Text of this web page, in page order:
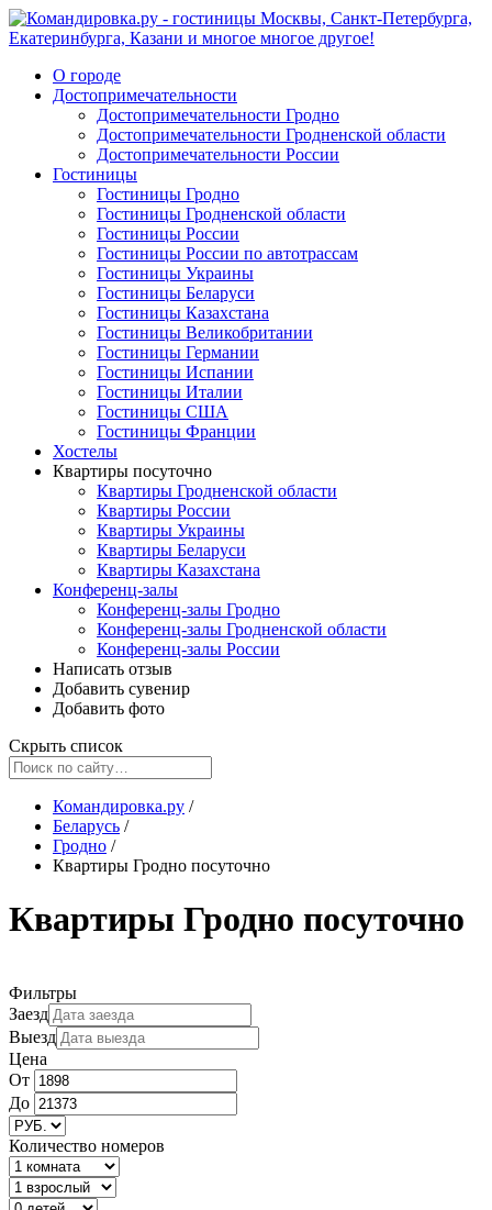
О городе
Достопримечательности
Достопримечательности Гродно
Достопримечательности Гродненской области
Достопримечательности России
Гостиницы
Гостиницы Гродно
Гостиницы Гродненской области
Гостиницы России
Гостиницы России по автотрассам
Гостиницы Украины
Гостиницы Беларуси
Гостиницы Казахстана
Гостиницы Великобритании
Гостиницы Германии
Гостиницы Испании
Гостиницы Италии
Гостиницы США
Гостиницы Франции
Хостелы
Квартиры посуточно
Квартиры Гродненской области
Квартиры России
Квартиры Украины
Квартиры Беларуси
Квартиры Казахстана
Конференц-залы
Конференц-залы Гродно
Конференц-залы Гродненской области
Конференц-залы России
Написать отзыв
Добавить сувенир
Добавить фото
Скрыть список
Командировка.ру /
Беларусь /
Гродно /
Квартиры Гродно посуточно
Квартиры Гродно посуточно
Фильтры
Заезд
Выезд
Цена
От
До
Количество номеров